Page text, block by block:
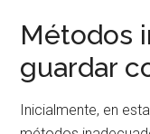
Métodos
guardar
Inicialmente, en